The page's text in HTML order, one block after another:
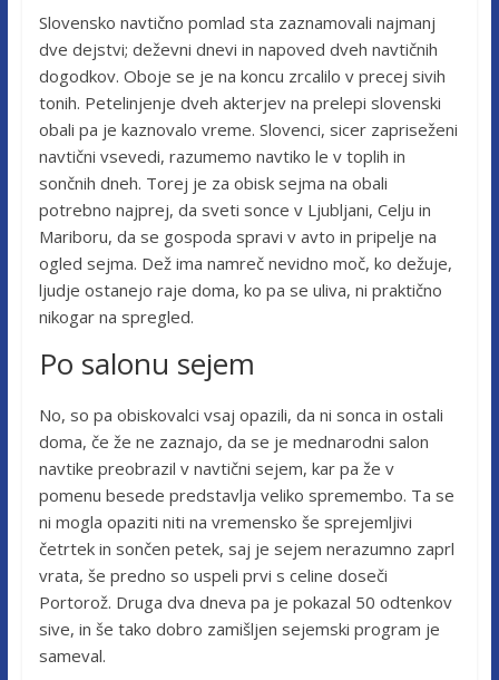
Slovensko navtično pomlad sta zaznamovali najmanj
dve dejstvi; deževni dnevi in napoved dveh navtičnih
dogodkov. Oboje se je na koncu zrcalilo v precej sivih
tonih. Petelinjenje dveh akterjev na prelepi slovenski
obali pa je kaznovalo vreme. Slovenci, sicer zapriseženi
navtični vsevedi, razumemo navtiko le v toplih in
sončnih dneh. Torej je za obisk sejma na obali
potrebno najprej, da sveti sonce v Ljubljani, Celju in
Mariboru, da se gospoda spravi v avto in pripelje na
ogled sejma. Dež ima namreč nevidno moč, ko dežuje,
ljudje ostanejo raje doma, ko pa se uliva, ni praktično
nikogar na spregled.
Po salonu sejem
No, so pa obiskovalci vsaj opazili, da ni sonca in ostali
doma, če že ne zaznajo, da se je mednarodni salon
navtike preobrazil v navtični sejem, kar pa že v
pomenu besede predstavlja veliko spremembo. Ta se
ni mogla opaziti niti na vremensko še sprejemljivi
četrtek in sončen petek, saj je sejem nerazumno zaprl
vrata, še predno so uspeli prvi s celine doseči
Portorož. Druga dva dneva pa je pokazal 50 odtenkov
sive, in še tako dobro zamišljen sejemski program je
sameval.